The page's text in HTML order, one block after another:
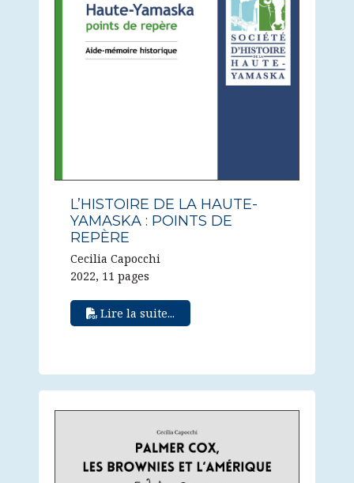
L’HISTOIRE DE LA HAUTE-
YAMASKA : POINTS DE
REPÈRE
Cecilia Capocchi
2022, 11 pages
Lire la suite...